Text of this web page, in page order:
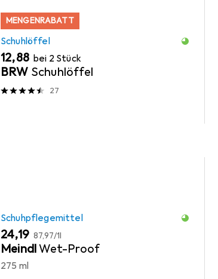
MENGENRABATT
Schuhlöffel
EUR
12,88 bei 2 Stück
BRW Schuhlöffel
27
Schuhpflegemittel
EUR
24,19 EUR
87,97/1l
MeindlWet-Proof
275 ml